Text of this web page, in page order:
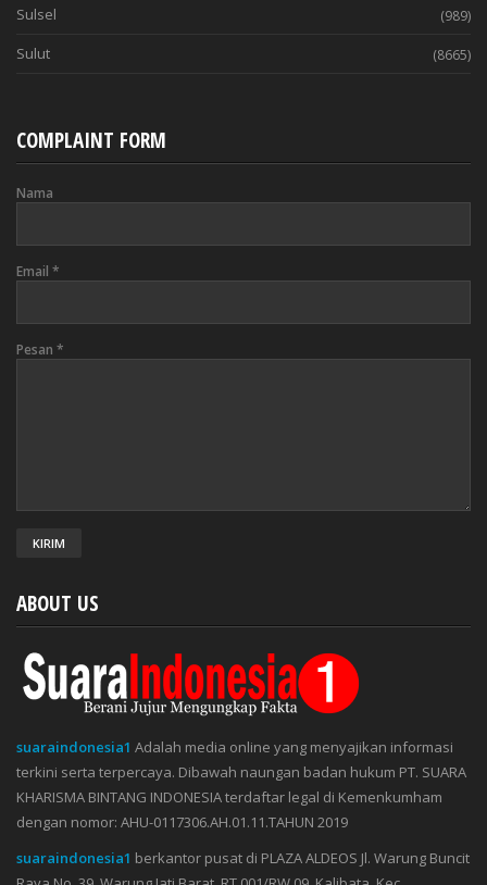
Sulsel (989)
Sulut (8665)
COMPLAINT FORM
Nama
Email *
Pesan *
ABOUT US
suaraindonesia1 Adalah media online yang menyajikan informasi
terkini serta terpercaya. Dibawah naungan badan hukum PT. SUARA
KHARISMA BINTANG INDONESIA terdaftar legal di Kemenkumham
dengan nomor: AHU-0117306.AH.01.11.TAHUN 2019
suaraindonesia1 berkantor pusat di PLAZA ALDEOS Jl. Warung Buncit